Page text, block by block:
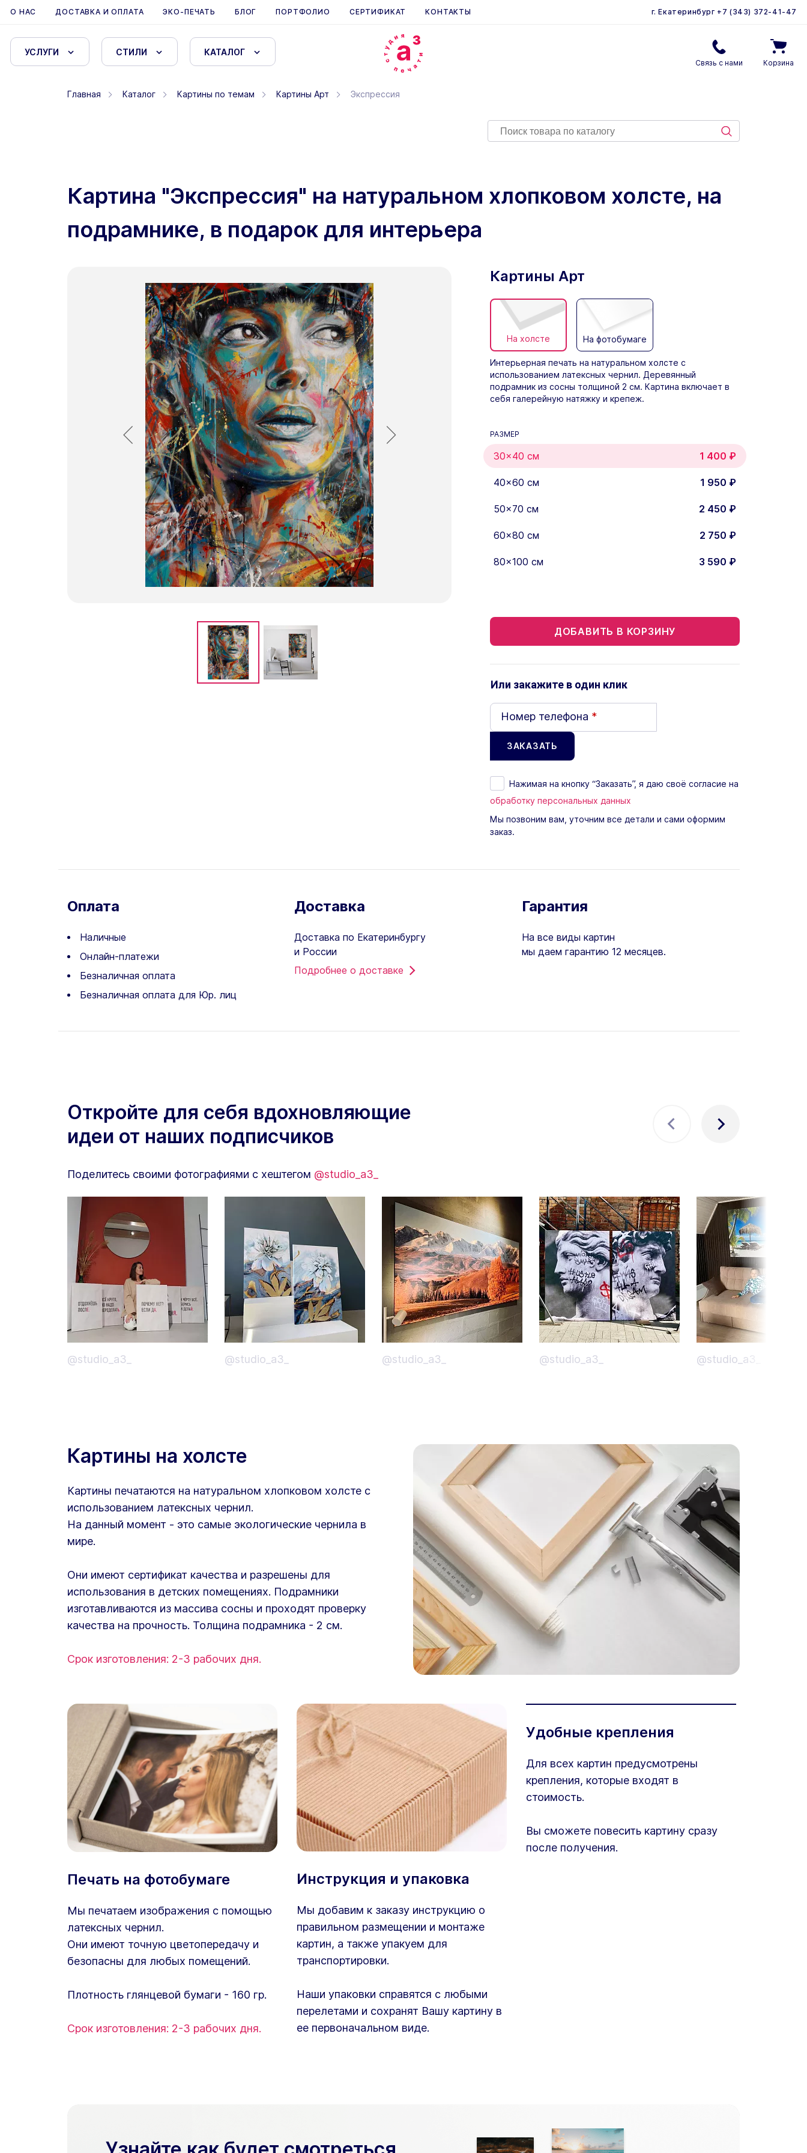
О НАС ДОСТАВКА И ОПЛАТА ЭКО-ПЕЧАТЬ БЛОГ ПОРТФОЛИО СЕРТИФИКАТ КОНТАКТЫ г. Екатеринбург +7 (343) 372-41-47
УСЛУГИ СТИЛИ КАТАЛОГ
Связь с нами Корзина
Главная Каталог Картины по темам Картины Арт Экспрессия
Картина "Экспрессия" на натуральном хлопковом холсте, на
подрамнике, в подарок для интерьера
Картины Арт
На холсте На фотобумаге
Интерьерная печать на натуральном холсте с
использованием латексных чернил. Деревянный
подрамник из сосны толщиной 2 см. Картина включает в
себя галерейную натяжку и крепеж.
РАЗМЕР
30×40 см 1 400 ₽
40×60 см 1 950 ₽
50×70 см 2 450 ₽
60×80 см 2 750 ₽
80×100 см 3 590 ₽
ДОБАВИТЬ В КОРЗИНУ
Или закажите в один клик
Номер телефона *
Нажимая на кнопку “Заказать”, я даю своё согласие на
обработку персональных данных
Мы позвоним вам, уточним все детали и сами оформим
заказ.
Оплата
Наличные
Онлайн-платежи
Безналичная оплата
Безналичная оплата для Юр. лиц
Доставка
Доставка по Екатеринбургу
и России
Подробнее о доставке
Гарантия
На все виды картин
мы даем гарантию 12 месяцев.
Откройте для себя вдохновляющие
идеи от наших подписчиков
Поделитесь своими фотографиями с хештегом @studio_a3_
@studio_a3_ @studio_a3_ @studio_a3_ @studio_a3_ @studio_a3_
Картины на холсте
Картины печатаются на натуральном хлопковом холсте с
использованием латексных чернил.
На данный момент - это самые экологические чернила в
мире.
Они имеют сертификат качества и разрешены для
использования в детских помещениях. Подрамники
изготавливаются из массива сосны и проходят проверку
качества на прочность. Толщина подрамника - 2 см.
Срок изготовления: 2-3 рабочих дня.
Печать на фотобумаге
Мы печатаем изображения с помощью
латексных чернил.
Они имеют точную цветопередачу и
безопасны для любых помещений.
Плотность глянцевой бумаги - 160 гр.
Срок изготовления: 2-3 рабочих дня.
Инструкция и упаковка
Мы добавим к заказу инструкцию о
правильном размещении и монтаже
картин, а также упакуем для
транспортировки.
Наши упаковки справятся с любыми
перелетами и сохранят Вашу картину в
ее первоначальном виде.
Удобные крепления
Для всех картин предусмотрены
крепления, которые входят в
стоимость.
Вы сможете повесить картину сразу
после получения.